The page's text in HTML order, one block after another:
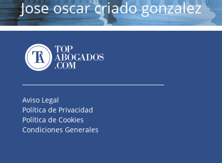
Jose oscar criado gonzalez
Aviso Legal
Política de Privacidad
Política de Cookies
Condiciones Generales